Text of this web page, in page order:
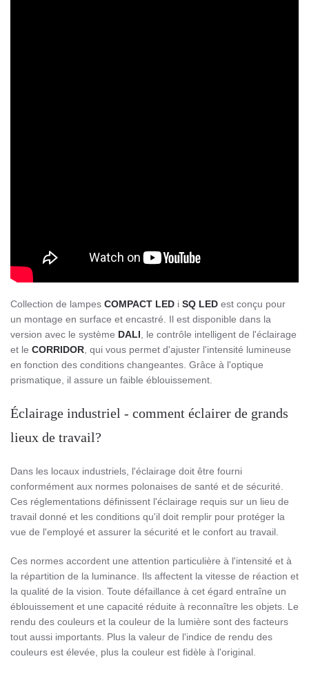
Collection de lampes COMPACT LED i SQ LED est conçu pour
un montage en surface et encastré. Il est disponible dans la
version avec le système DALI , le contrôle intelligent de l'éclairage
et le CORRIDOR , qui vous permet d'ajuster l'intensité lumineuse
en fonction des conditions changeantes. Grâce à l'optique
prismatique, il assure un faible éblouissement.
Éclairage industriel - comment éclairer de grands
lieux de travail?
Dans les locaux industriels, l'éclairage doit être fourni
conformément aux normes polonaises de santé et de sécurité.
Ces réglementations définissent l'éclairage requis sur un lieu de
travail donné et les conditions qu'il doit remplir pour protéger la
vue de l'employé et assurer la sécurité et le confort au travail.
Ces normes accordent une attention particulière à l'intensité et à
la répartition de la luminance. Ils affectent la vitesse de réaction et
la qualité de la vision. Toute défaillance à cet égard entraîne un
éblouissement et une capacité réduite à reconnaître les objets. Le
rendu des couleurs et la couleur de la lumière sont des facteurs
tout aussi importants. Plus la valeur de l'indice de rendu des
couleurs est élevée, plus la couleur est fidèle à l'original.